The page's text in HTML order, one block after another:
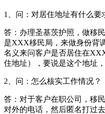
1、问：对居住地址有什么要
答：办理圣基茨护照，做移
是XXX移民局，来做身份背
名义来问客户是否居住在
住地址），要说是这个地址
2、问：怎么核实工作情况？
答：对于客户在职公司，移
对外的电话，然后匿名打过